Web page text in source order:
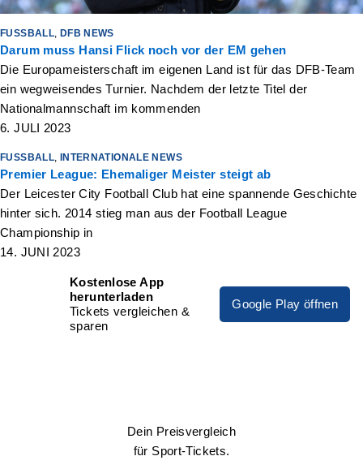
FUSSBALL DFB NEWS
Darum muss Hansi Flick noch vor der EM gehen
Die Europameisterschaft im eigenen Land ist für das DFB-Team
ein wegweisendes Turnier. Nachdem der letzte Titel der
Nationalmannschaft im kommenden
6. JULI 2023
FUSSBALL INTERNATIONALE NEWS
Premier League: Ehemaliger Meister steigt ab
Der Leicester City Football Club hat eine spannende Geschichte
hinter sich. 2014 stieg man aus der Football League
Championship in
14. JUNI 2023
Kostenlose App
herunterladen
Tickets vergleichen &
sparen
Google Play öffnen
Dein Preisvergleich
für Sport-Tickets.